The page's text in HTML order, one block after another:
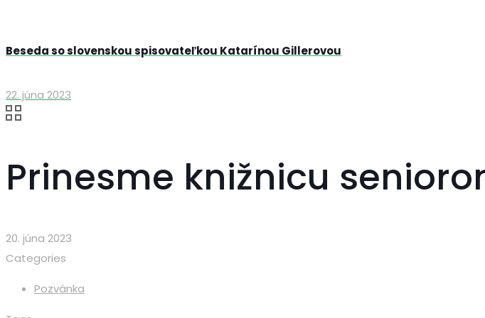
Beseda so slovenskou spisovateľkou Katarínou Gillerovou
22. júna 2023
Prinesme knižnicu
20. júna 2023
Categories
Pozvánka